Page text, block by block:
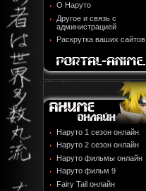
О Наруто
Другое и связь с
администрацией
Раскрутка ваших сайтов
Наруто 1 сезон онлайн
Наруто 2 сезон онлайн
Наруто фильмы онлайн
Наруто фильм 9
Fairy Tail онлайн